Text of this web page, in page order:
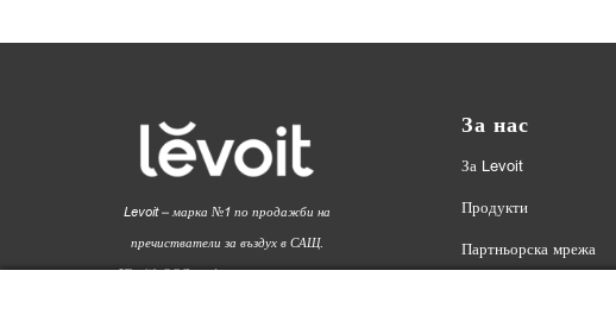
Levoit – марка №1 по продажби на
пречистватели за въздух в САЩ.
8Трейд ООД – официален вносител за
За нас
За Levoit
Продукти
Партньорска мрежа